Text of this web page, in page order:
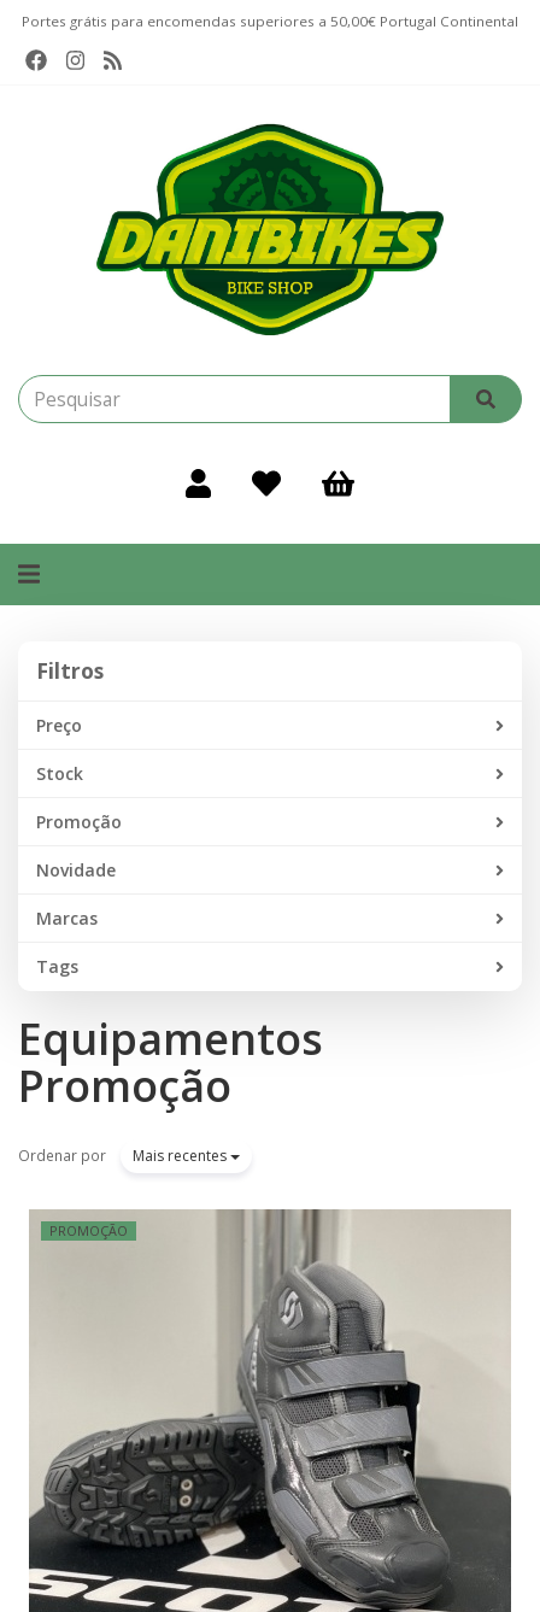
Portes grátis para encomendas superiores a 50,00€ Portugal Continental
Alternar
Filtros
Preço
Stock
Promoção
Novidade
Marcas
Tags
Equipamentos
Promoção
Ordenar por Mais recentes
PROMOÇÃO